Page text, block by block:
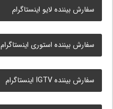
سفارش بیننده لایو اینستاگرام
سفارش بیننده استوری اینستاگرام
سفارش بیننده IGTV اینستاگرام